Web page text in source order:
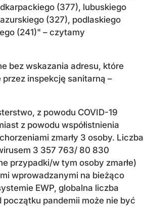
(377), lubuskiego
(327), podlaskiego
(241)" – czytamy
bez wskazania adresu, które
przez inspekcję sanitarną –
z powodu COVID-19
z powodu współistnienia
zmarły 3 osoby. Liczba
3 357 763/ 80 830
przypadki/w tym osoby zmarłe)
wprowadzanymi na bieżąco
EWP, globalna liczba
początku pandemii może nie być